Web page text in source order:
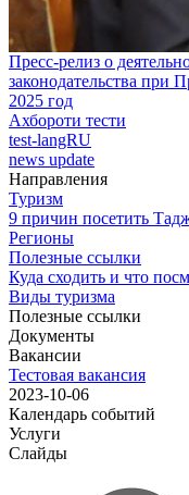
Пресс-релиз о
законодательства при
2025 год
Ахбороти тести
test-langRU
news update
Направления
Туризм
9 причин посетить
Регионы
Полезные ссылки
Куда сходить и что
Виды туризма
Полезные ссылки
Документы
Вакансии
Тестовая вакансия
2023-10-06
Календарь событий
Услуги
Слайды